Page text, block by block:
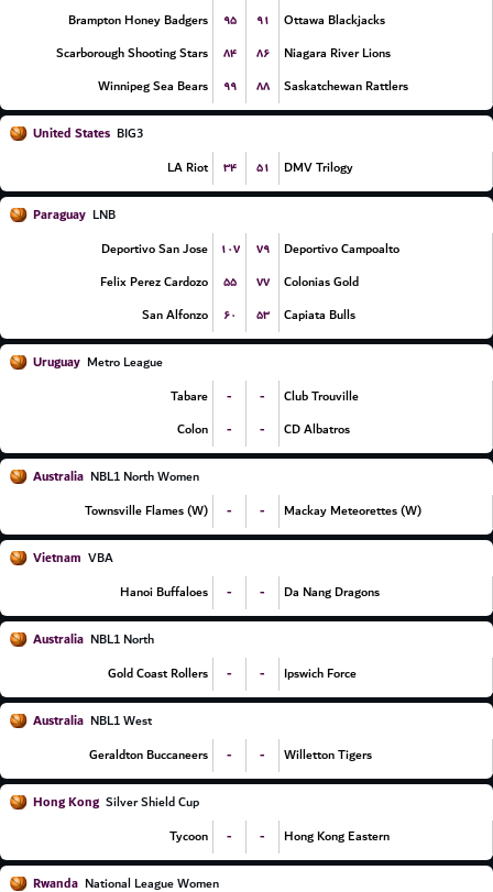
Brampton Honey Badgers
۹۵ ۹۱
Ottawa Blackjacks
Scarborough Shooting Stars
۸۴ ۸۶
Niagara River Lions
Winnipeg Sea Bears
۹۹ ۸۸ Saskatchewan Rattlers
United States BIG3
LA Riot
۳۴ ۵۱ DMV Trilogy
Paraguay LNB
Deportivo San Jose
۱۰۷ ۷۹
Deportivo Campoalto
Felix Perez Cardozo
۵۵ ۷۷
Colonias Gold
San Alfonzo
۶۰ ۵۳ Capiata Bulls
Uruguay Metro League
Tabare
- -
Club Trouville
Colon
- - CD Albatros
Australia NBL1 North Women
Townsville Flames (W)
- - Mackay Meteorettes (W)
Vietnam VBA
Hanoi Buffaloes
- - Da Nang Dragons
Australia NBL1 North
Gold Coast Rollers
- - Ipswich Force
Australia NBL1 West
Geraldton Buccaneers
- - Willetton Tigers
Hong Kong Silver Shield Cup
Tycoon
- - Hong Kong Eastern
Rwanda National League Women